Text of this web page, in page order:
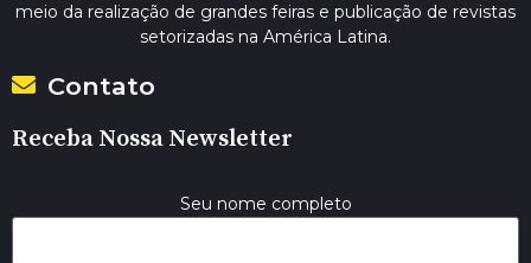
meio da realização de grandes feiras e publicação de revistas
setorizadas na América Latina.
Contato
Receba Nossa Newsletter
Seu nome completo